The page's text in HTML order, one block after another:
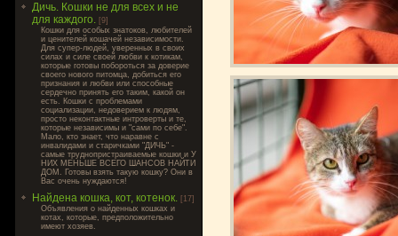
Дичь. Кошки не для всех и не
для каждого. [9]
Кошки для особых знатоков, любителей
и ценителей кошачей независимости.
Для супер-людей, уверенных в своих
силах и силе своей любви к котикам,
которые готовы побороться за доверие
своего нового питомца, добиться его
признания и любви или способные
сердечно принять его таким, какой он
есть. Кошки с проблемами
социализации, недоверием к людям,
просто неконтактные интроверты и те,
которые независимы и "сами по себе".
Мало, кто знает, что наравне с
инвалидами и старичками "ДИЧЬ" -
самые труднопристраиваемые кошки и У
НИХ МЕНЬШЕ ВСЕГО ШАНСОВ НАЙТИ
ДОМ. Готовы взять такую кошку? Они в
Вас очень нуждаются!
Найдена кошка, кот, котенок. [17]
Объявления о найденных кошках и
котах, которые, предположительно
имеют хозяев.